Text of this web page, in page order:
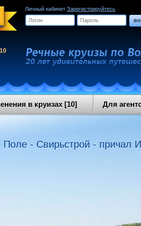
Личный кабинет Зарегистрируйтесь
в круизах [10] Для
Поле - Свирьстрой - причал